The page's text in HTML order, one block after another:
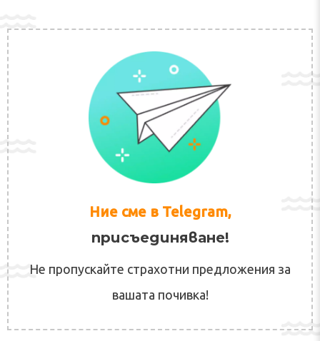
Ние сме в Telegram,
присъединяване!
Не пропускайте страхотни предложения за
вашата почивка!